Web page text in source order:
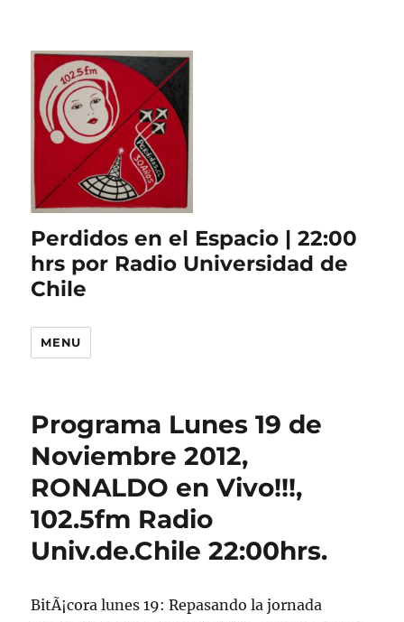
Perdidos en el Espacio | 22:00
hrs por Radio Universidad de
Chile
MENU
Programa Lunes 19 de
Noviembre 2012,
RONALDO en Vivo!!!,
102.5fm Radio
Univ.de.Chile 22:00hrs.
BitÃ¡cora lunes 19: Repasando la jornada